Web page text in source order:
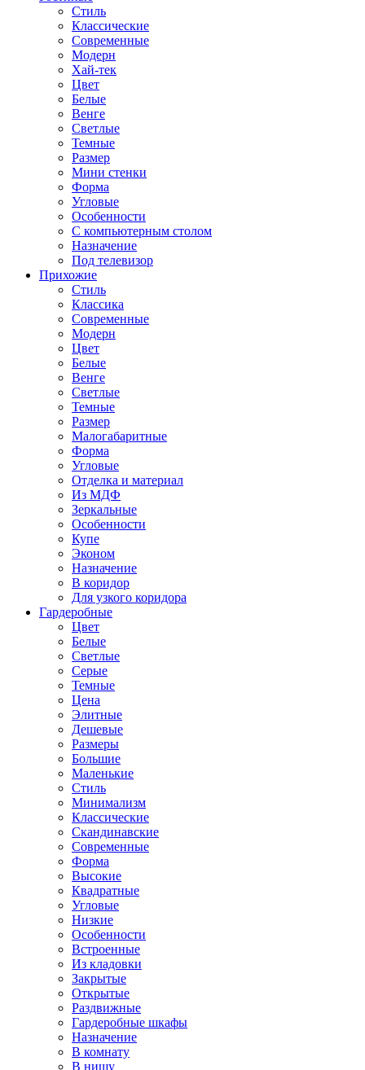
Стиль
Классические
Современные
Модерн
Хай-тек
Цвет
Белые
Венге
Светлые
Темные
Размер
Мини стенки
Форма
Угловые
Особенности
С компьютерным столом
Назначение
Под телевизор
Прихожие
Стиль
Классика
Современные
Модерн
Цвет
Белые
Венге
Светлые
Темные
Размер
Малогабаритные
Форма
Угловые
Отделка и материал
Из МДФ
Зеркальные
Особенности
Купе
Эконом
Назначение
В коридор
Для узкого коридора
Гардеробные
Цвет
Белые
Светлые
Серые
Темные
Цена
Элитные
Дешевые
Размеры
Большие
Маленькие
Стиль
Минимализм
Классические
Скандинавские
Современные
Форма
Высокие
Квадратные
Угловые
Низкие
Особенности
Встроенные
Из кладовки
Закрытые
Открытые
Раздвижные
Гардеробные шкафы
Назначение
В комнату
В нишу